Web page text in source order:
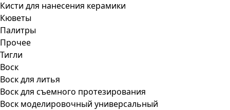
Кисти для нанесения керамики
Кюветы
Палитры
Прочее
Тигли
Воск
Воск для литья
Воск для съемного протезирования
Воск моделировочный универсальный